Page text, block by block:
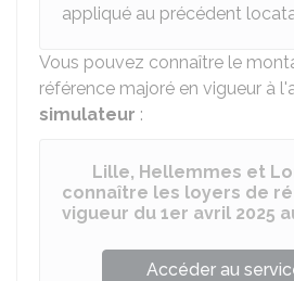
appliqué au précédent
Vous pouvez connaître le
référence majoré en vigueur à
simulateur :
Lille, Hellemmes et
connaître les loyers de
vigueur du 1er avril 2025
Accéder au